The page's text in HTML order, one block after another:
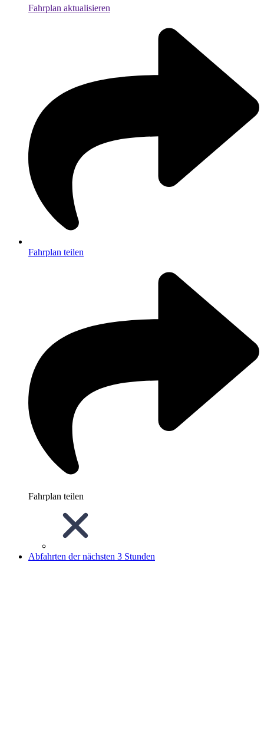
Fahrplan aktualisieren
Fahrplan teilen
Fahrplan teilen
Abfahrten der nächsten 3 Stunden